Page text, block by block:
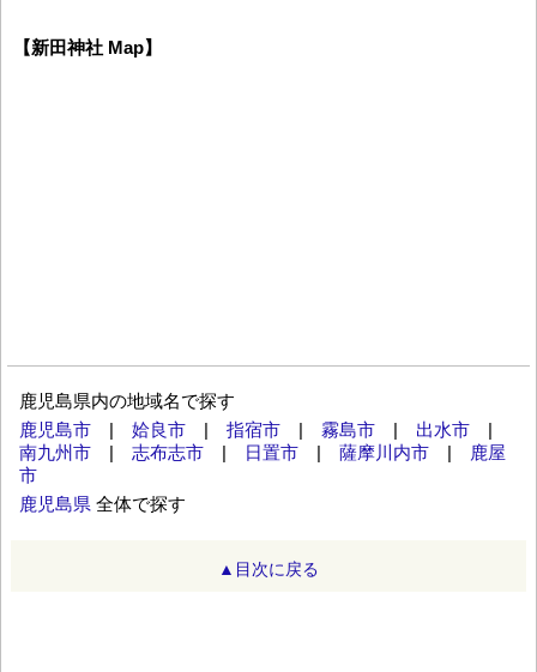
【新田神社 Map】
鹿児島県内の地域名で探す
鹿児島市
姶良市 指宿市 霧島市 出水市
南九州市
志布志市 日置市 薩摩川内市
鹿屋
市
鹿児島県 全体で探す
▲目次に戻る